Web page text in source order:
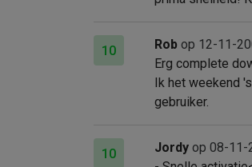
10 Rob op 12-11-
Erg complete
Ik het weekend
gebruiker.
10 Jordy op 08-11-